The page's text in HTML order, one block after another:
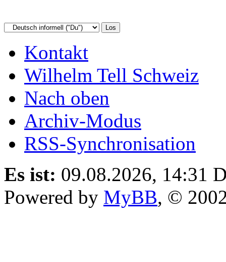
Kontakt
Wilhelm Tell Schweiz
Nach oben
Archiv-Modus
RSS-Synchronisation
Es ist: 09.08.2026, 14:31
Powered by MyBB, ©